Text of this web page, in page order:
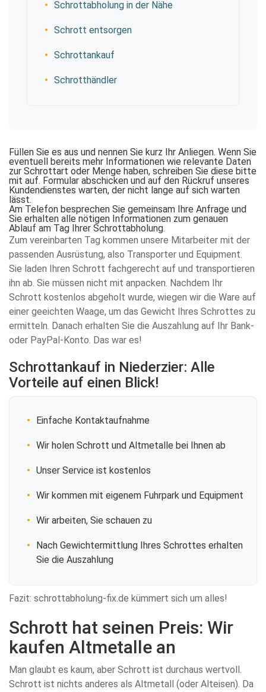
Schrottabholung in der Nähe
Schrott entsorgen
Schrottankauf
Schrotthändler
Füllen Sie es aus und nennen Sie kurz Ihr Anliegen. Wenn Sie
eventuell bereits mehr Informationen wie relevante Daten
zur Schrottart oder Menge haben, schreiben Sie diese bitte
mit auf. Formular abschicken und auf den Rückruf unseres
Kundendienstes warten, der nicht lange auf sich warten
lässt.
Am Telefon besprechen Sie gemeinsam Ihre Anfrage und
Sie erhalten alle nötigen Informationen zum genauen
Ablauf am Tag Ihrer Schrottabholung.
Zum vereinbarten Tag kommen unsere Mitarbeiter mit der
passenden Ausrüstung, also Transporter und Equipment.
Sie laden Ihren Schrott fachgerecht auf und transportieren
ihn ab. Sie müssen nicht mit anpacken. Nachdem Ihr
Schrott kostenlos abgeholt wurde, wiegen wir die Ware auf
einer geeichten Waage, um das Gewicht Ihres Schrottes zu
ermitteln. Danach erhalten Sie die Auszahlung auf Ihr Bank-
oder PayPal-Konto. Das war es!
Schrottankauf in Niederzier: Alle
Vorteile auf einen Blick!
Einfache Kontaktaufnahme
Wir holen Schrott und Altmetalle bei Ihnen ab
Unser Service ist kostenlos
Wir kommen mit eigenem Fuhrpark und Equipment
Wir arbeiten, Sie schauen zu
Nach Gewichtermittlung Ihres Schrottes erhalten
Sie die Auszahlung
Fazit: schrottabholung-fix.de kümmert sich um alles!
Schrott hat seinen Preis: Wir
kaufen Altmetalle an
Man glaubt es kaum, aber Schrott ist durchaus wertvoll.
Schrott ist nichts anderes als Altmetall (oder Alteisen). Da